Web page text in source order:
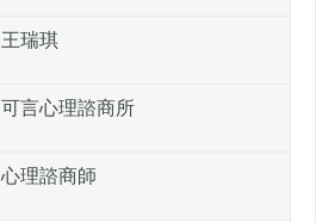
王瑞琪
可言心理諮商所
心理諮商師